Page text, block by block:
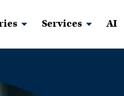
Services AI